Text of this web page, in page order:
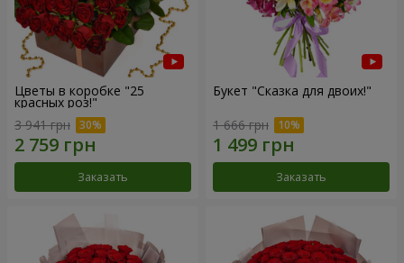
Цветы в коробке "25
красных роз!"
3 941 грн
Заказать
Букет "Сказка для двоих!"
1 666 грн
Заказать